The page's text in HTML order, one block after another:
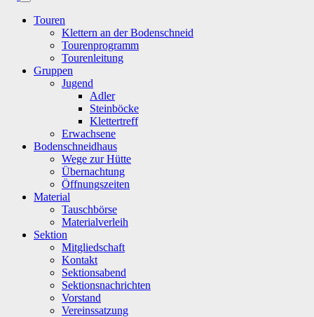
Touren
Klettern an der Bodenschneid
Tourenprogramm
Tourenleitung
Gruppen
Jugend
Adler
Steinböcke
Klettertreff
Erwachsene
Bodenschneidhaus
Wege zur Hütte
Übernachtung
Öffnungszeiten
Material
Tauschbörse
Materialverleih
Sektion
Mitgliedschaft
Kontakt
Sektionsabend
Sektionsnachrichten
Vorstand
Vereinssatzung